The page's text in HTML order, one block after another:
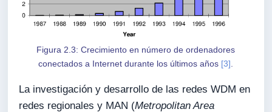
Figura 2.3: Crecimiento en número de ordenadores
conectados a Internet durante los últimos años [3]
La investigación y desarrollo de las redes WDM en
redes regionales y MAN (Metropolitan Area